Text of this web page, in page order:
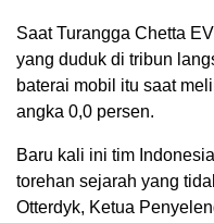
Saat Turangga Chetta
yang duduk di tribun
baterai mobil itu saat
angka 0,0 persen.
Baru kali ini tim
torehan sejarah yang
Otterdyk, Ketua